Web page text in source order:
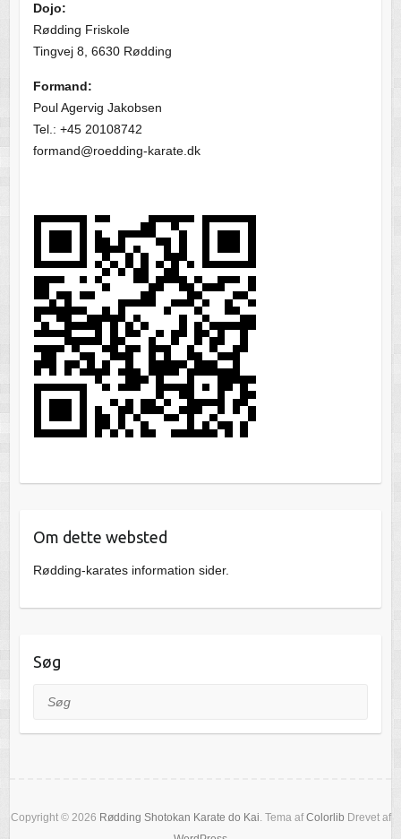
Dojo:
Rødding Friskole
Tingvej 8, 6630 Rødding
Formand:
Poul Agervig Jakobsen
Tel.: +45 20108742
formand@roedding-karate.dk
Om dette websted
Rødding-karates information sider.
Søg
Søg
Copyright © 2026 Rødding Shotokan Karate do Kai. Tema afColorlib Drevet af